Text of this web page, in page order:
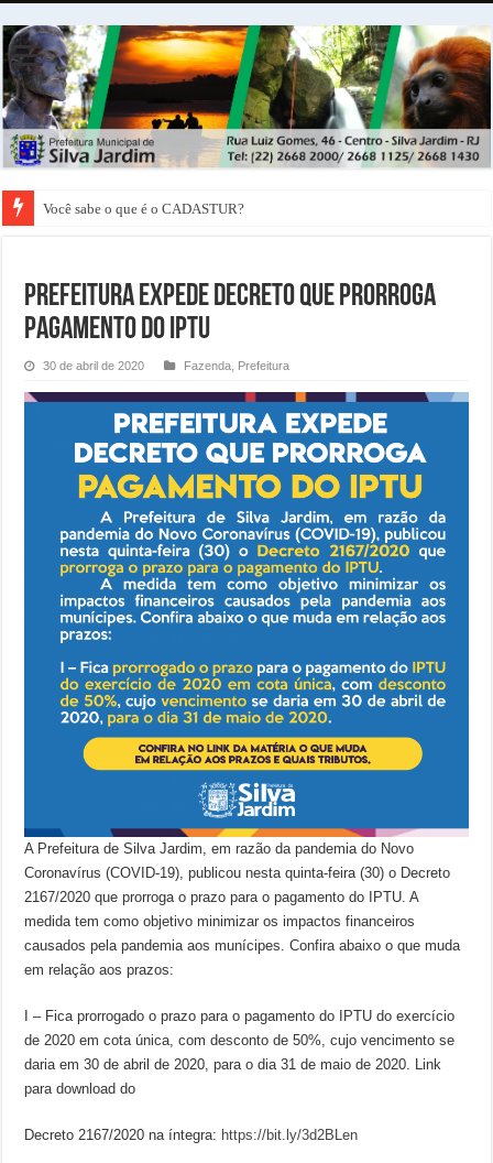
Você sabe o que é o CADASTUR?
PREFEITURA EXPEDE DECRETO QUE PRORROGA
PAGAMENTO DO IPTU
30 de abril de 2020 Fazenda Prefeitura
A Prefeitura de Silva Jardim, em razão da pandemia do Novo
Coronavírus (COVID-19), publicou nesta quinta-feira (30) o Decreto
2167/2020 que prorroga o prazo para o pagamento do IPTU. A
medida tem como objetivo minimizar os impactos financeiros
causados pela pandemia aos munícipes. Confira abaixo o que muda
em relação aos prazos:
I – Fica prorrogado o prazo para o pagamento do IPTU do exercício
de 2020 em cota única, com desconto de 50%, cujo vencimento se
daria em 30 de abril de 2020, para o dia 31 de maio de 2020. Link
para download do
Decreto 2167/2020 na íntegra: https://bit.ly/3d2BLen